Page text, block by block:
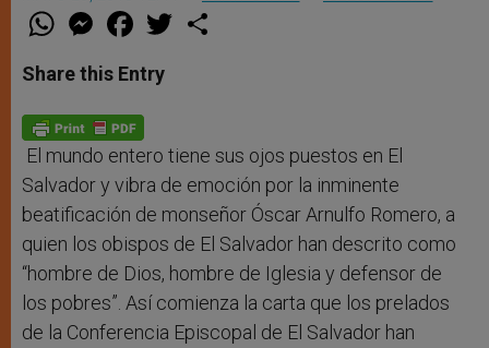
W
t
s
p
p
M
e
s
e
g
e
r
F
a
e
b
o
k
w
Share this Entry
El mundo entero tiene sus ojos puestos en El
Salvador y vibra de emoción por la inminente
beatificación de monseñor Óscar Arnulfo Romero, a
quien los obispos de El Salvador han descrito como
“hombre de Dios, hombre de Iglesia y defensor de
los pobres”. Así comienza la carta que los prelados
de la Conferencia Episcopal de El Salvador han